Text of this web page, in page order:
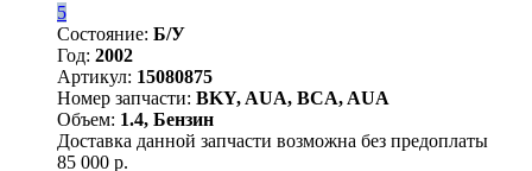
5
Состояние: Б/У
Год: 2002
Артикул: 15080875
Номер запчасти: BKY, AUA, BCA, AUA
Объем: 1.4, Бензин
Доставка данной запчасти возможна без предоплаты
85 000 р.